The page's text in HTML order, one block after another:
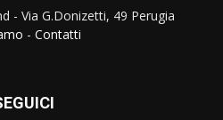
- Via G.Donizetti, 49 Perugia
- Contatti